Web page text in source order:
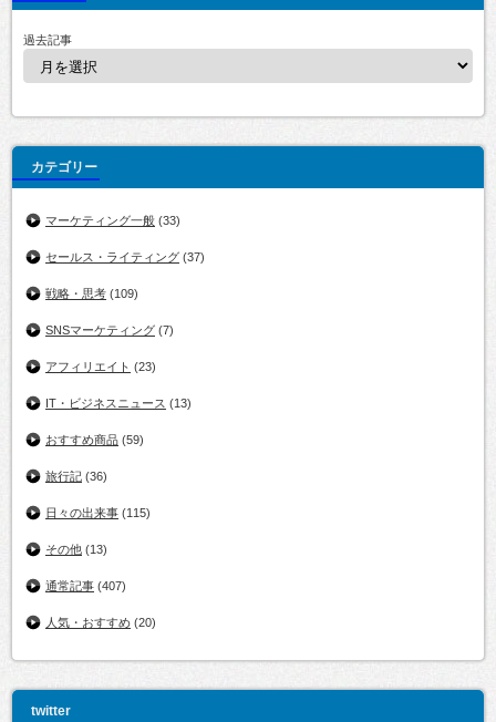
過去記事
カテゴリー
マーケティング一般 (33)
セールス・ライティング (37)
戦略・思考 (109)
SNSマーケティング (7)
アフィリエイト (23)
IT・ビジネスニュース (13)
おすすめ商品 (59)
旅行記 (36)
日々の出来事 (115)
その他 (13)
通常記事 (407)
人気・おすすめ (20)
twitter